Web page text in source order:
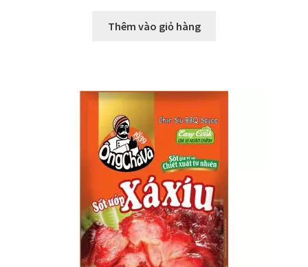
Thêm vào giỏ hàng